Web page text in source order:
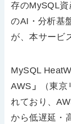
存のMySQL資
のAI ・分析基
が、本サービ
MySQL
AWS 」
（東
れており、
から低遅延・